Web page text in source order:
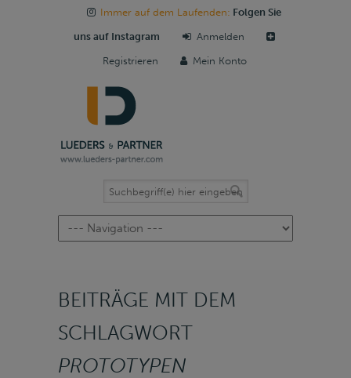
Immer auf dem Laufenden: Folgen Sie
uns auf Instagram Anmelden
Registrieren Mein Konto
Navigation
BEITRÄGE MIT DEM
SCHLAGWORT
PROTOTYPEN